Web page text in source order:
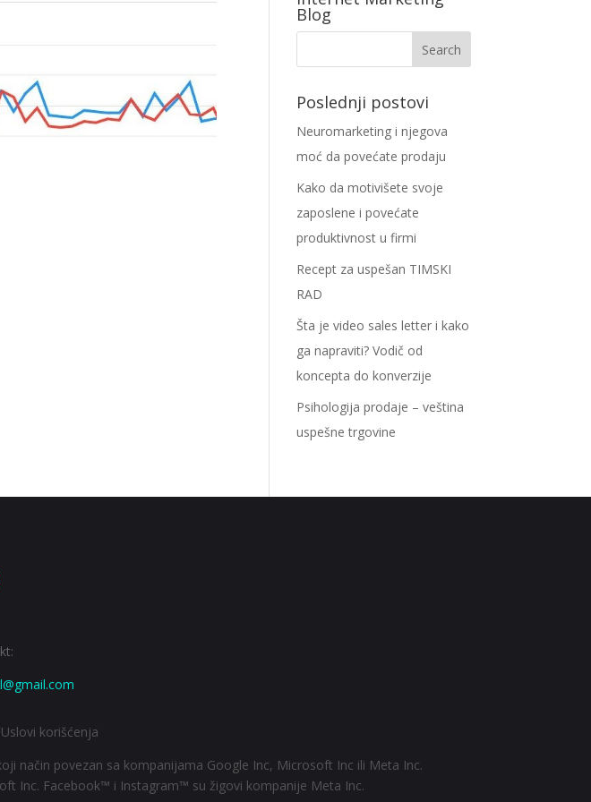
Blog
Poslednji postovi
Neuromarketing i njegova
moć da povećate prodaju
Kako da motivišete svoje
zaposlene i povećate
produktivnost u firmi
Recept za uspešan TIMSKI
RAD
Šta je video sales letter i kako
ga napraviti? Vodič od
koncepta do konverzije
Psihologija prodaje – veština
uspešne trgovine
Uslovi korišćenja
način povezan sa kompanijama Google Inc, Microsoft Inc ili Meta Inc.
Inc. Facebook™ i Instagram™ su žigovi kompanije Meta Inc.